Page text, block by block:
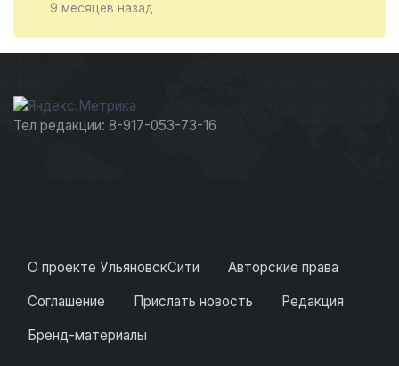
9 месяцев назад
Тел редакции: 8-917-053-73-16
О проекте УльяновскСити
Авторские права
Соглашение
Прислать новость
Редакция
Бренд-материалы